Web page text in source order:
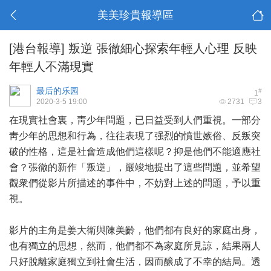
美美珍貴報導區
[港台報導] 叛逆 張徹細心探索年輕人心理 反映
年輕人不滿現實
1#
最后的乐园
2731 3
2020-3-5 19:00
在現實社會裏，靑少年問題，已日益受到人們重視。一部分
靑少年的思想和行為，往往表現了强烈的憤世嫉俗、反叛突
破的性格，這是社會造成他們這樣呢？抑是他們不能適應社
會？張徹的新作「叛逆」，嚴竣地提出了這些問題，並希望
觀衆們從影片所描述的事件中，不妨對上述的問題，予以重
視。
影片的主角是姜大衛與陳美齡，他們都有良好的家庭出身，
也有獨立的思想，然而，他們都不為家庭所見諒，結果兩人
只好脫離家庭獨立到社會生活，因而醸成了不幸的結局。透